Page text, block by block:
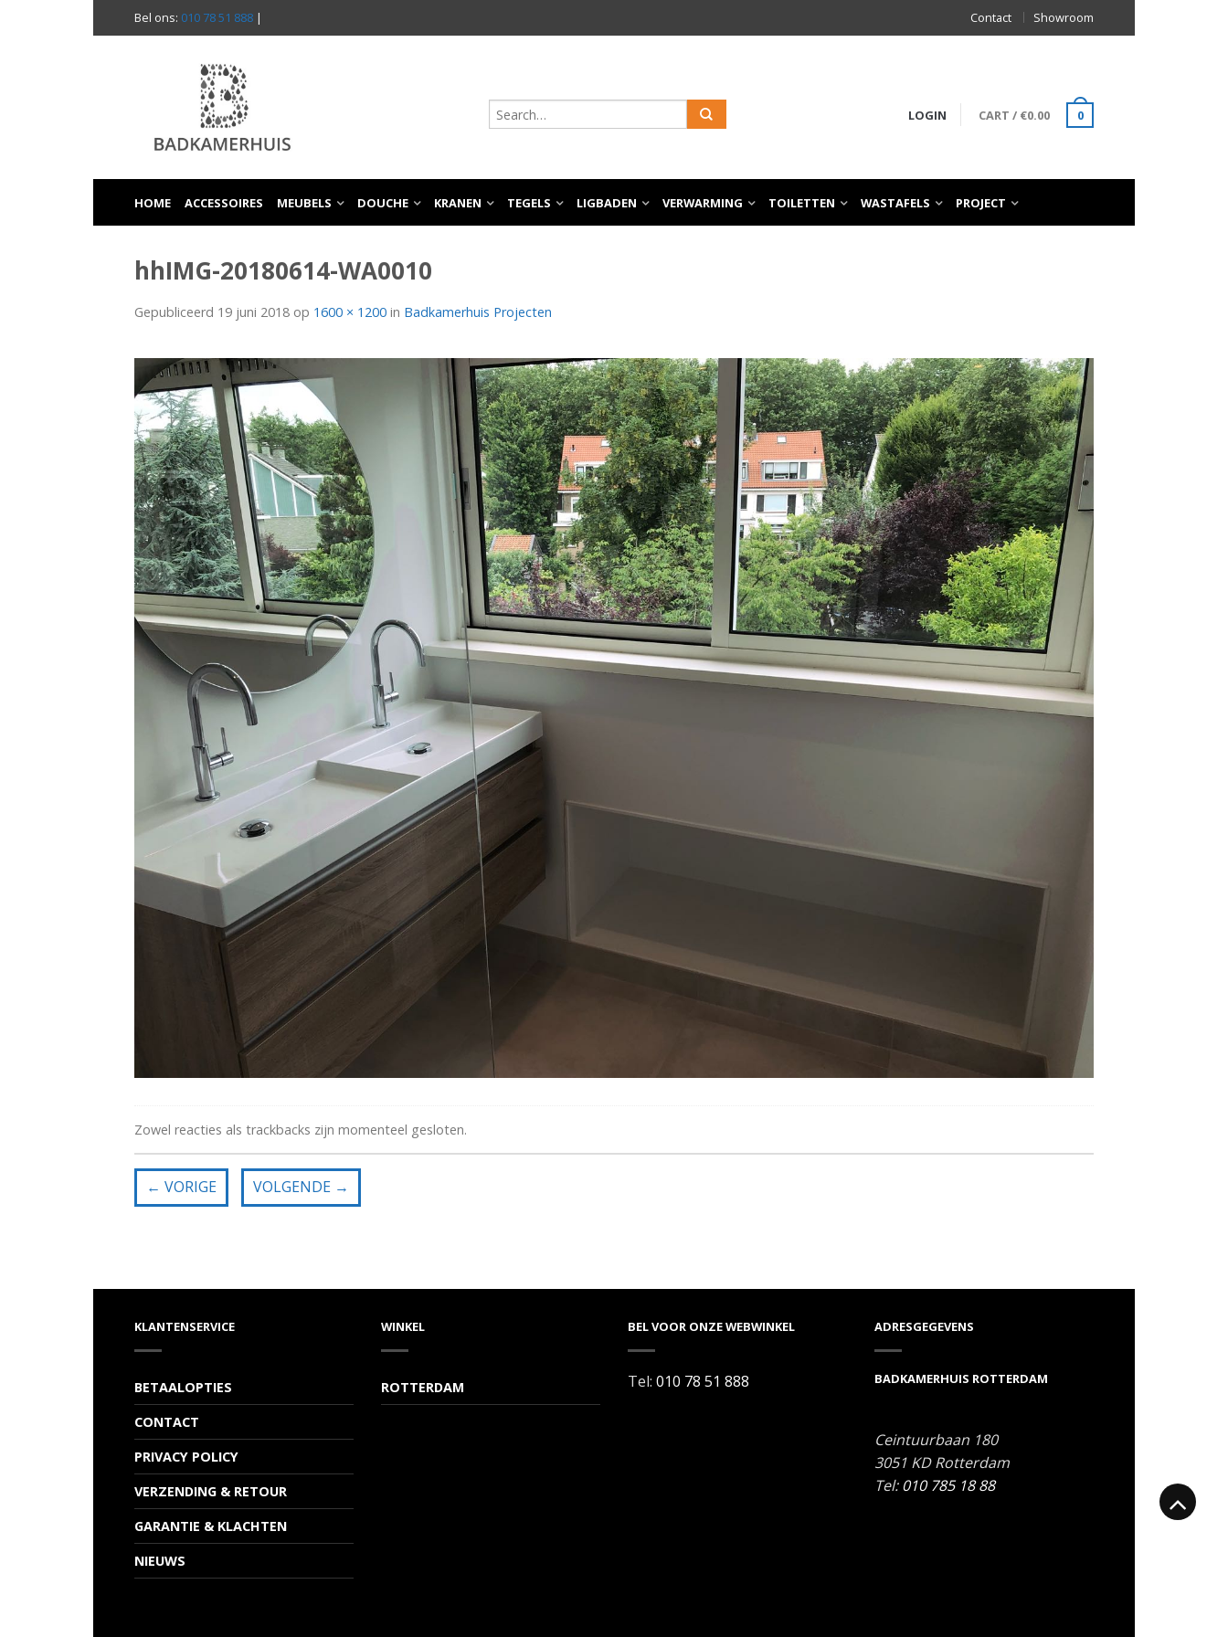
Bel ons: 010 78 51 888 | Contact Showroom
LOGIN CART / €0.00 0
HOME ACCESSOIRES MEUBELS DOUCHE KRANEN TEGELS LIGBADEN VERWARMING TOILETTEN WASTAFELS PROJECT
hhIMG-20180614-WA0010
Gepubliceerd 19 juni 2018 op 1600 × 1200 in Badkamerhuis Projecten
Zowel reacties als trackbacks zijn momenteel gesloten.
← VORIGE VOLGENDE →
KLANTENSERVICE
BETAALOPTIES
CONTACT
PRIVACY POLICY
VERZENDING & RETOUR
GARANTIE & KLACHTEN
NIEUWS
WINKEL
ROTTERDAM
BEL VOOR ONZE WEBWINKEL
Tel: 010 78 51 888
ADRESGEGEVENS
BADKAMERHUIS ROTTERDAM
Ceintuurbaan 180
3051 KD Rotterdam
Tel:010 785 18 88